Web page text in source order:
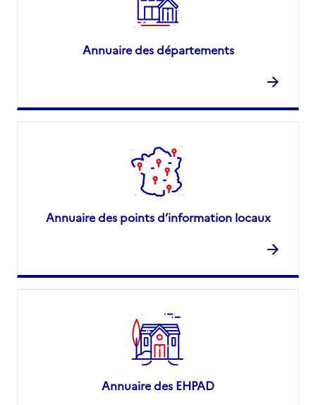
Annuaire des départements
Annuaire des points d’information locaux
Annuaire des EHPAD